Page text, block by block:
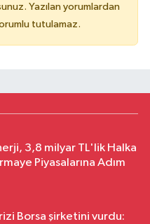
Yazılan yorumlardan
tutulamaz.
3,8 milyar TL'lik Halka
Piyasalarına Adım
Borsa şirketini vurdu: